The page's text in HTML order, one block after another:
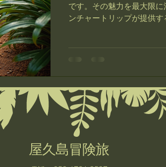
です。その魅力を最大限
ンチャートリップが提供
屋久島冒険旅